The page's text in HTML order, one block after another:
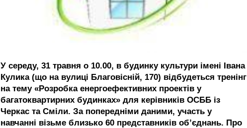
У середу, 31 травня о 10.00, в будинку культури імені Івана
Кулика (що на вулиці Благовісній, 170) відбудеться тренінг
на тему «Розробка енергоефективних проектів у
багатоквартирних будинках» для керівників ОСББ із
Черкас та Сміли. За попередніми даними, участь у
навчанні візьме близько 60 представників об’єднань. Про